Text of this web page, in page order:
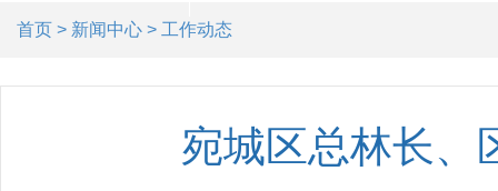
首页 > 新闻中心 > 工作动态
宛城区总林长、